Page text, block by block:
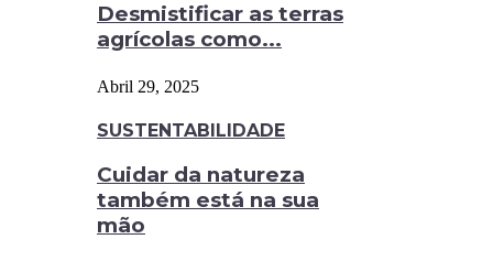
Desmistificar as terras
agrícolas como...
Abril 29, 2025
SUSTENTABILIDADE
Cuidar da natureza
também está na sua
mão